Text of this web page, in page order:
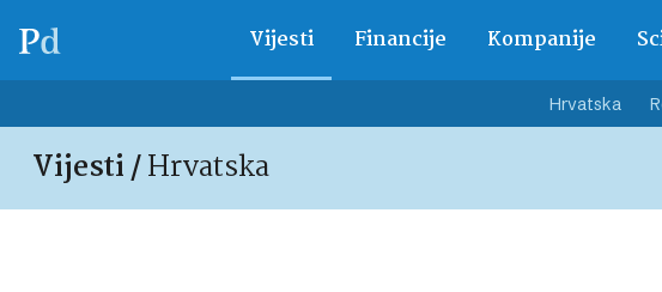
Vijesti Financije Kompanije
Hrvatska
Vijesti /Hrvatska